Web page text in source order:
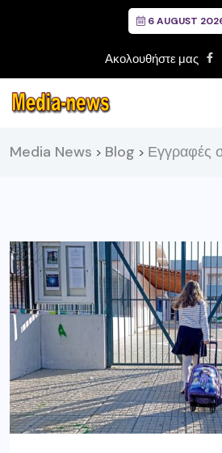
6 AUGUST
Ακολουθήστε μας
Media News > Blog > Εγγραφές